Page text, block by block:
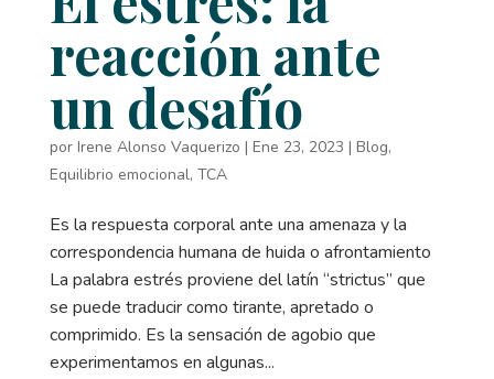
reacción ante
un desafío
por Irene Alonso Vaquerizo | Ene 23, 2023 | Blog,
Equilibrio emocional, TCA
Es la respuesta corporal ante una amenaza y la
correspondencia humana de huida o afrontamiento
La palabra estrés proviene del latín “strictus” que
se puede traducir como tirante, apretado o
comprimido. Es la sensación de agobio que
experimentamos en algunas...